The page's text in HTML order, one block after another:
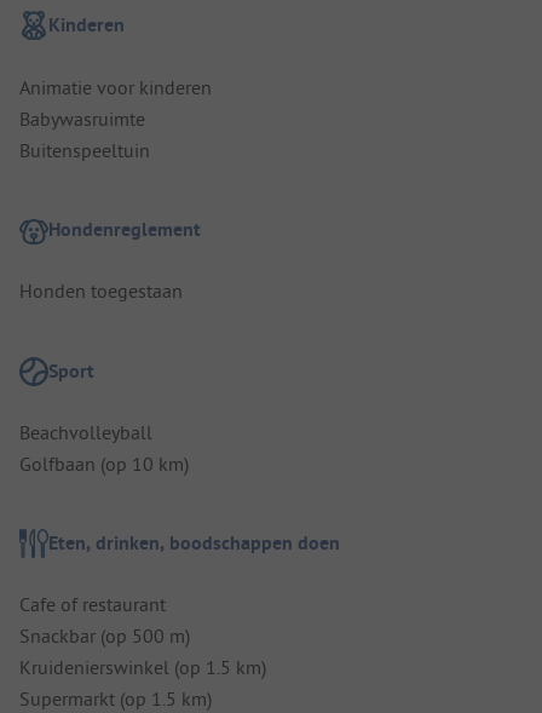
Kinderen
Animatie voor kinderen
Babywasruimte
Buitenspeeltuin
Hondenreglement
Honden toegestaan
Sport
Beachvolleyball
Golfbaan (op 10 km)
Eten, drinken, boodschappen doen
Cafe of restaurant
Snackbar (op 500 m)
Kruidenierswinkel (op 1.5 km)
Supermarkt (op 1.5 km)